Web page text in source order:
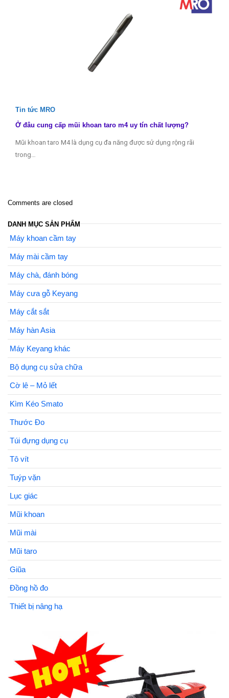
Tin tức MRO
Ở đâu cung cấp mũi khoan taro m4 uy tín chất lượng?
Mũi khoan taro M4 là dụng cụ đa năng được sử dụng rộng rãi
trong…
Comments are closed
DANH MỤC SẢN PHẨM
Máy khoan cầm tay
Máy mài cầm tay
Máy chà, đánh bóng
Máy cưa gỗ Keyang
Máy cắt sắt
Máy hàn Asia
Máy Keyang khác
Bộ dụng cụ sửa chữa
Cờ lê – Mỏ lết
Kìm Kéo Smato
Thước Đo
Túi đựng dụng cụ
Tô vít
Tuýp vặn
Lục giác
Mũi khoan
Mũi mài
Mũi taro
Giũa
Đồng hồ đo
Thiết bị nâng hạ